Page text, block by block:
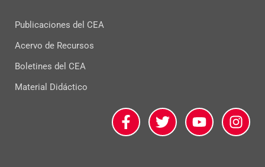
Publicaciones del CEA
Acervo de Recursos
Boletines del CEA
Material Didáctico